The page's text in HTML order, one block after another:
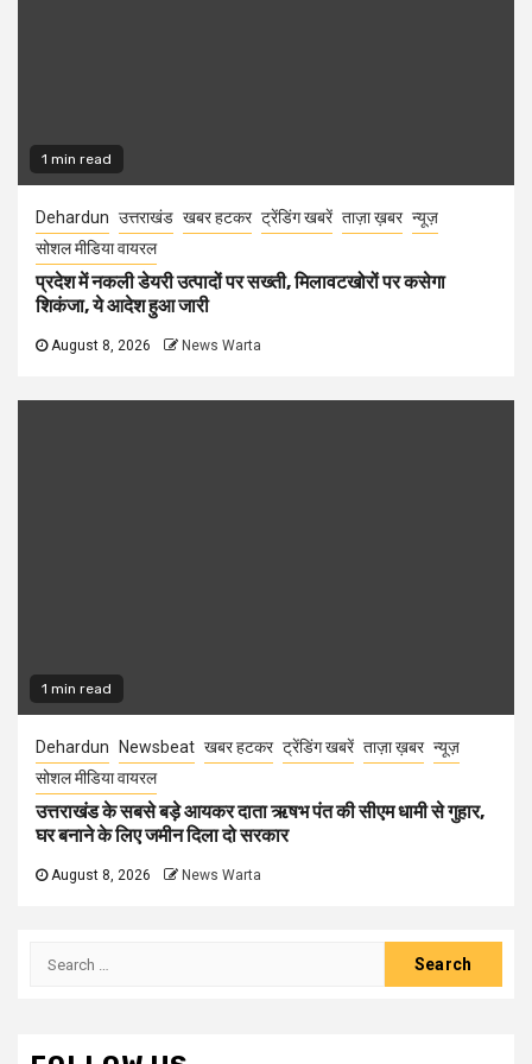
1 min read
Dehardun उत्तराखंड खबर हटकर ट्रेंडिंग खबरें ताज़ा ख़बर न्यूज़
सोशल मीडिया वायरल
प्रदेश में नकली डेयरी उत्पादों पर सख्ती, मिलावटखोरों पर कसेगा
शिकंजा, ये आदेश हुआ जारी
August 8, 2026 News Warta
1 min read
Dehardun Newsbeat खबर हटकर ट्रेंडिंग खबरें ताज़ा ख़बर न्यूज़
सोशल मीडिया वायरल
उत्तराखंड के सबसे बड़े आयकर दाता ऋषभ पंत की सीएम धामी से गुहार,
घर बनाने के लिए जमीन दिला दो सरकार
August 8, 2026 News Warta
Search